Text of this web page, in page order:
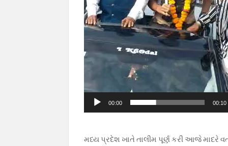
00:00 00:10
મધ્ય પ્રદેશ ખાતે તાલીમ પૂર્ણ કરી આજે માદરે